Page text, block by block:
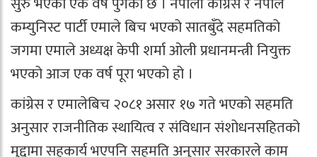
कम्युनिस्ट पार्टी एमाले बिच भएको सातबुँदे सहमतिको
जगमा एमाले अध्यक्ष केपी शर्मा ओली प्रधानमन्त्री नियुक्त
भएको आज एक वर्ष पूरा भएको हो ।
कांग्रेस र एमालेबिच २०८१ असार १७ गते भएको सहमति
अनुसार राजनीतिक स्थायित्व र संविधान संशोधनसहितको
मुद्दामा सहकार्य भएपनि सहमति अनुसार सरकारले काम